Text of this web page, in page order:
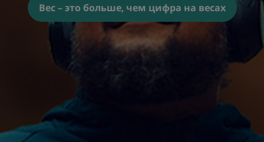
Вес – это больше, чем цифра на весах